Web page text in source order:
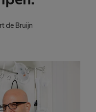
de Bruijn